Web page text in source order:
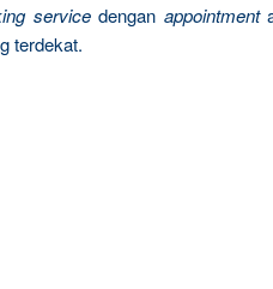
servicedengan appointment
terdekat.